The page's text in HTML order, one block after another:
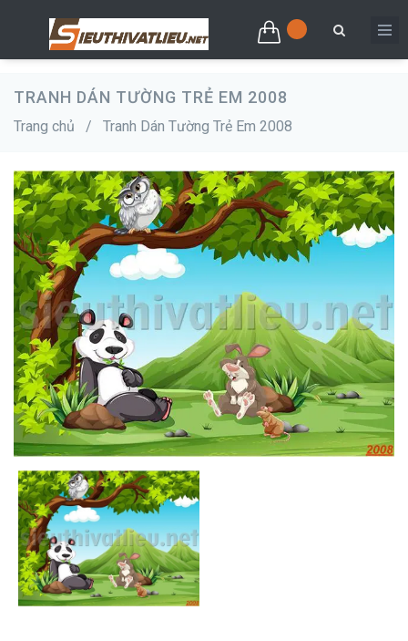
TRANH DÁN TƯỜNG TRẺ EM 2008
Trang chủ / Tranh Dán Tường Trẻ Em 2008